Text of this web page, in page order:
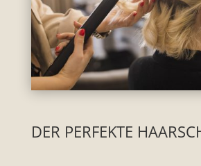
DER PERFEKTE